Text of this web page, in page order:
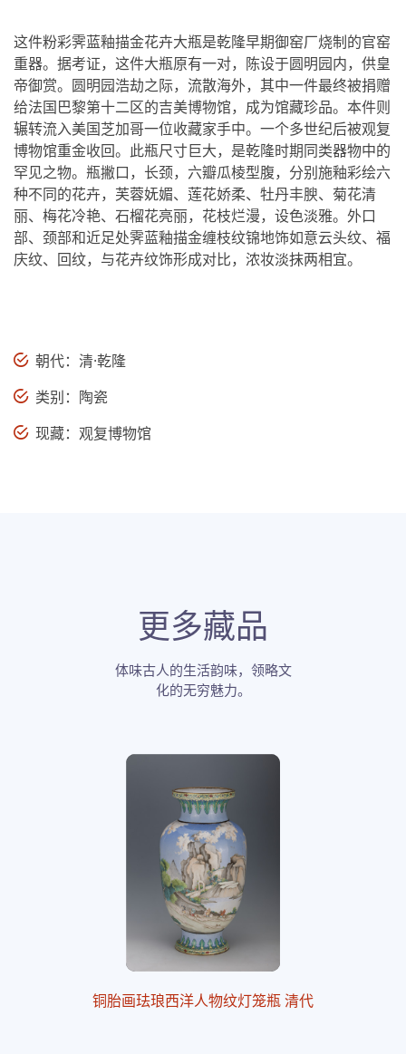
这件粉彩霁蓝釉描金花卉大瓶是乾隆早期御窑厂烧制的官窑
重器。据考证，这件大瓶原有一对，陈设于圆明园内，供皇
帝御赏。圆明园浩劫之际，流散海外，其中一件最终被捐赠
给法国巴黎第十二区的吉美博物馆，成为馆藏珍品。本件则
辗转流入美国芝加哥一位收藏家手中。一个多世纪后被观复
博物馆重金收回。此瓶尺寸巨大，是乾隆时期同类器物中的
罕见之物。瓶撇口，长颈，六瓣瓜棱型腹，分别施釉彩绘六
种不同的花卉，芙蓉妩媚、莲花娇柔、牡丹丰腴、菊花清
丽、梅花冷艳、石榴花亮丽，花枝烂漫，设色淡雅。外口
部、颈部和近足处霁蓝釉描金缠枝纹锦地饰如意云头纹、福
庆纹、回纹，与花卉纹饰形成对比，浓妆淡抹两相宜。
朝代：清·乾隆
类别：陶瓷
现藏：观复博物馆
更多藏品
体味古人的生活韵味，领略文
化的无穷魅力。
铜胎画珐琅西洋人物纹灯笼瓶 清代